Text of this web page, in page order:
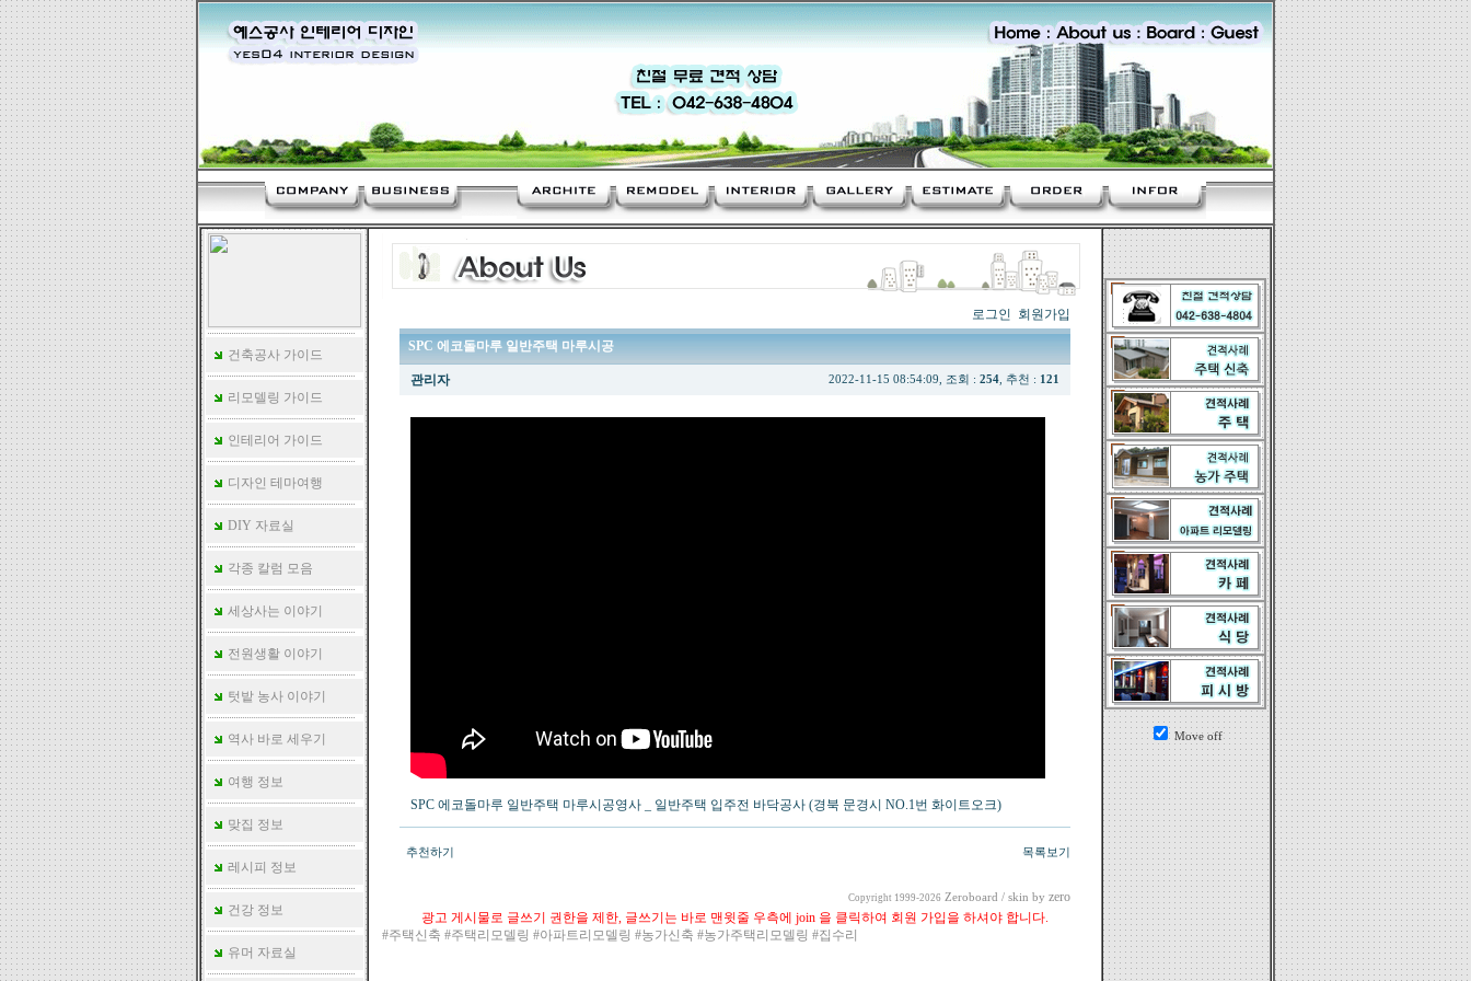
건축공사 가이드
리모델링 가이드
인테리어 가이드
디자인 테마여행
DIY 자료실
각종 칼럼 모음
세상사는 이야기
전원생활 이야기
텃밭 농사 이야기
역사 바로 세우기
여행 정보
맞집 정보
레시피 정보
건강 정보
유머 자료실
로그인 회원가입
SPC 에코돌마루 일반주택 마루시공
관리자 2022-11-15 08:54:09, 조회 : 254 , 추천 : 121
SPC 에코돌마루 일반주택 마루시공영사 _ 일반주택 입주전 바닥공사 (경북 문경시 NO.1번 화이트오크)
추천하기 목록보기
Copyright 1999-2026 Zeroboard / skin by zero
광고 게시물로 글쓰기 권한을 제한, 글쓰기는 바로 맨윗줄 우측에 join 을 클릭하여 회원 가입을 하셔야 합니다.
#주택신축 #주택리모델링 #아파트리모델링 #농가신축 #농가주택리모델링 #집수리
Move off